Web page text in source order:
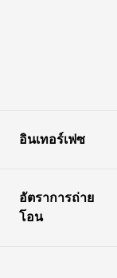
อินเทอร์เฟซ
อัตราการถ่าย
โอน